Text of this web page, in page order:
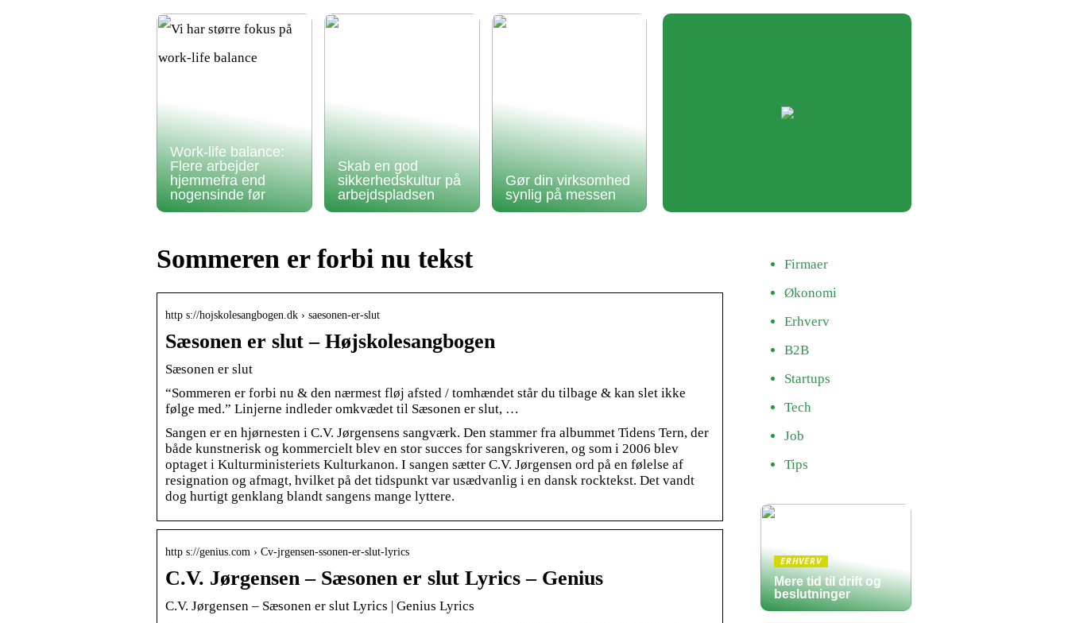
Work-life balance:
Flere arbejder
hjemmefra end
nogensinde før
Skab en god
sikkerhedskultur på
arbejdspladsen
Gør din virksomhed
synlig på messen
Sommeren er forbi nu tekst
http s://hojskolesangbogen.dk › saesonen-er-slut
Sæsonen er slut – Højskolesangbogen
Sæsonen er slut
“Sommeren er forbi nu & den nærmest fløj afsted / tomhændet står du tilbage & kan slet ikke
følge med.” Linjerne indleder omkvædet til Sæsonen er slut, …
Sangen er en hjørnesten i C.V. Jørgensens sangværk. Den stammer fra albummet Tidens Tern, der
både kunstnerisk og kommercielt blev en stor succes for sangskriveren, og som i 2006 blev
optaget i Kulturministeriets Kulturkanon. I sangen sætter C.V. Jørgensen ord på en følelse af
resignation og afmagt, hvilket på det tidspunkt var usædvanlig i en dansk rocktekst. Det vandt
dog hurtigt genklang blandt sangens mange lyttere.
http s://genius.com › Cv-jrgensen-ssonen-er-slut-lyrics
C.V. Jørgensen – Sæsonen er slut Lyrics – Genius
C.V. Jørgensen – Sæsonen er slut Lyrics | Genius Lyrics
Firmaer
Økonomi
Erhverv
B2B
Startups
Tech
Job
Tips
ERHVERV
Mere tid til drift og
beslutninger